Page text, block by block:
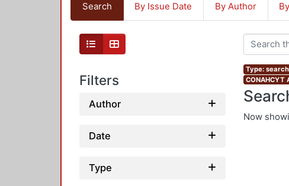
Search By Issue Date By Author
Filters
Author
Date
Type
Type:
CONAHCYT
Now